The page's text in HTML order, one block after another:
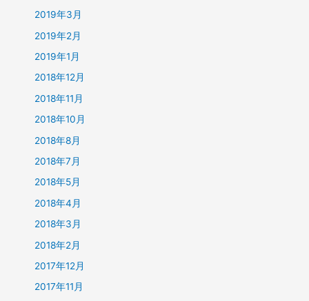
2019年3月
2019年2月
2019年1月
2018年12月
2018年11月
2018年10月
2018年8月
2018年7月
2018年5月
2018年4月
2018年3月
2018年2月
2017年12月
2017年11月